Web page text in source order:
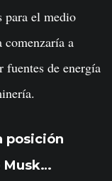
para el medio
comenzaría a
fuentes de energía
posición
Musk…